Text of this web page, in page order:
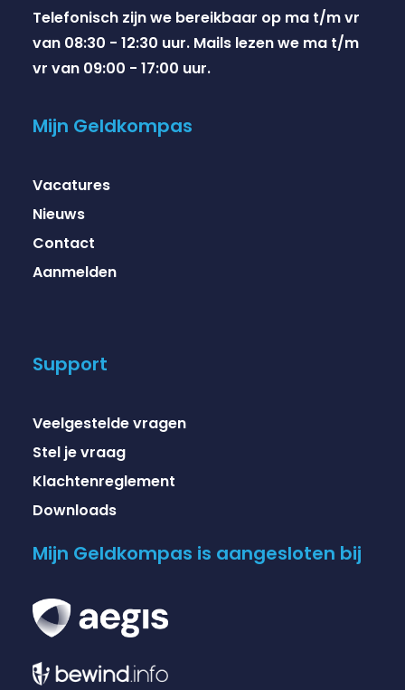
Telefonisch zijn we bereikbaar op ma t/m vr
van 08:30 - 12:30 uur. Mails lezen we ma t/m
vr van 09:00 - 17:00 uur.
Mijn Geldkompas
Vacatures
Nieuws
Contact
Aanmelden
Support
Veelgestelde vragen
Stel je vraag
Klachtenreglement
Downloads
Mijn Geldkompas is aangesloten bij